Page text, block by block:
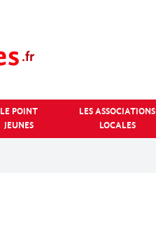
LE POINT
JEUNES
LES ASSOCIATIONS
LOCALES